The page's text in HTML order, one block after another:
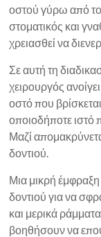
οστού γύρω από το
στοματικός και
χρειασθεί να
Σε αυτή τη
χειρουργός
οστό που
οποιοδήποτε ιστό
Μαζί
δοντιού.
Μια μικρή έμφραξη
δοντιού για να
και μερικά
βοηθήσουν να